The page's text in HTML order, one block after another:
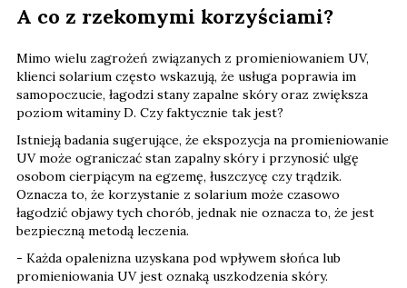
A co z rzekomymi korzyściami?
Mimo wielu zagrożeń związanych z promieniowaniem UV,
klienci solarium często wskazują, że usługa poprawia im
samopoczucie, łagodzi stany zapalne skóry oraz zwiększa
poziom witaminy D. Czy faktycznie tak jest?
Istnieją badania sugerujące, że ekspozycja na promieniowanie
UV może ograniczać stan zapalny skóry i przynosić ulgę
osobom cierpiącym na egzemę, łuszczycę czy trądzik.
Oznacza to, że korzystanie z solarium może czasowo
łagodzić objawy tych chorób, jednak nie oznacza to, że jest
bezpieczną metodą leczenia.
- Każda opalenizna uzyskana pod wpływem słońca lub
promieniowania UV jest oznaką uszkodzenia skóry.